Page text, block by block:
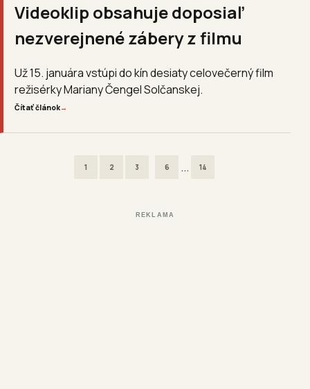
Videoklip obsahuje doposiaľ
nezverejnené zábery z filmu
Už 15. januára vstúpi do kín desiaty celovečerný film
režisérky Mariany Čengel Solčanskej.
Čítať článok→
1 2 3 6 ... 14
REKLAMA